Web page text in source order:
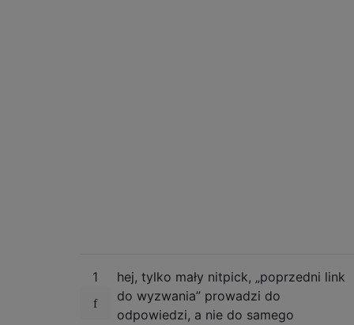
1
hej, tylko mały nitpick, „poprzedni link
do wyzwania” prowadzi do
odpowiedzi, a nie do samego